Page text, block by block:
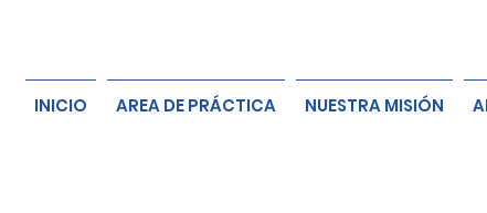
INICIO AREA DE PRÁCTICA NUESTRA MISIÓN